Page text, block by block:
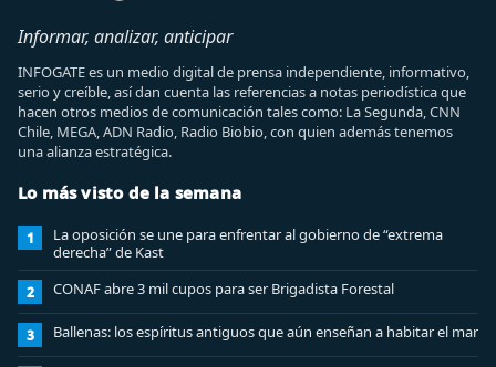
Informar, analizar, anticipar
INFOGATE es un medio digital de prensa independiente, informativo,
serio y creíble, así dan cuenta las referencias a notas periodística que
hacen otros medios de comunicación tales como: La Segunda, CNN
Chile, MEGA, ADN Radio, Radio Biobio, con quien además tenemos
una alianza estratégica.
Lo más visto de la semana
1
La oposición se une para enfrentar al gobierno de “extrema
derecha” de Kast
2 CONAF abre 3 mil cupos para ser Brigadista Forestal
3 Ballenas: los espíritus antiguos que aún enseñan a habitar el mar